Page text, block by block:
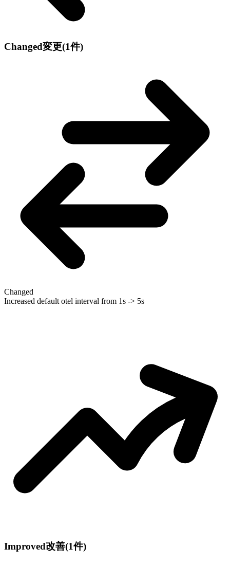
Changed変更(1件)
Changed
Increased default otel interval from 1s -> 5s
Improved改善(1件)